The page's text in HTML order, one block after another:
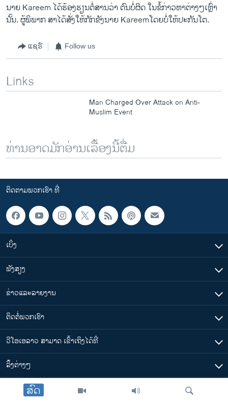
ສົດ
ນາຍ Kareem ​ໄດ້​ຮ້ອງຮຽນຕໍ່ສານ​ວ່າ ຕົນບໍ່​ຜິດ ໃນ​ຂໍ້​ກ່າວ​ຫາ​ຕ່າງໆເຫຼົ່າ
ນັ້ນ. ຜູ້​ພິພາກ ສາໄດ້​ສັ່ງ​ໃຫ້​ກັກ​ຂັງ​ນາຍ Kareemໂດຍບໍ່ໃຫ້ປະກັນໂຕ.
ແຊຣ໌ Follow us
Links
Man Charged Over Attack on Anti-
Muslim Event
ທ່ານອາດມັກອ່ານເລື້ອງນີ້ຕື່ມ
ຕິດຕາມພວກເຮົາ ທີ່
ເບິ່ງ
ຟັງສຽງ
ຂ່າວແລະລາຍງານ
ຕິດຕໍ່ພວກເຮົາ
ວີໂອເອລາວ ສາມາດ ເຂົ້າເຖິງໄດ້ທີ່
​ລິ້ງ​ຕ່າງໆ
ຕາມເວລາໃນລາວ